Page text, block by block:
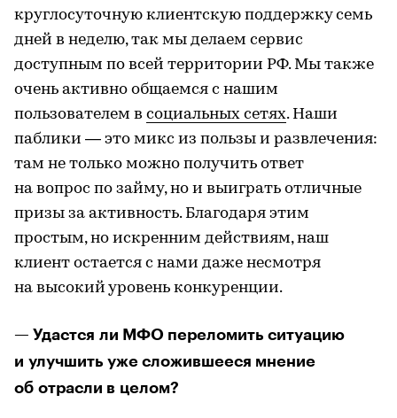
круглосуточную клиентскую поддержку семь
дней в неделю, так мы делаем сервис
доступным по всей территории РФ. Мы также
очень активно общаемся с нашим
пользователем в социальных сетях. Наши
паблики — это микс из пользы и развлечения:
там не только можно получить ответ
на вопрос по займу, но и выиграть отличные
призы за активность. Благодаря этим
простым, но искренним действиям, наш
клиент остается с нами даже несмотря
на высокий уровень конкуренции.
— Удастся ли МФО переломить ситуацию
и улучшить уже сложившееся мнение
об отрасли в целом?